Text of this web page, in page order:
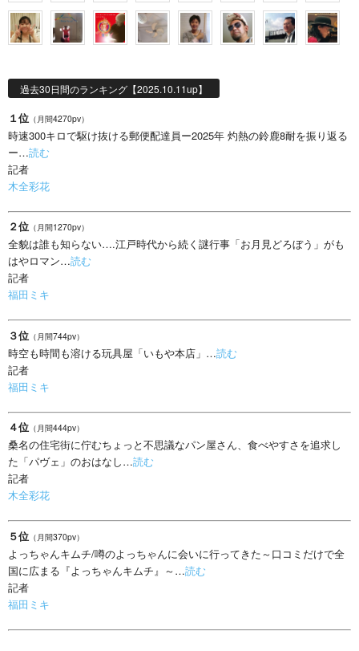
過去30日間のランキング【2025.10.11up】
１位 （月間4270pv）
時速300キロで駆け抜ける郵便配達員ー2025年 灼熱の鈴鹿8耐を振り返る
ー…読む
記者
木全彩花
２位 （月間1270pv）
全貌は誰も知らない….江戸時代から続く謎行事「お月見どろぼう」がも
はやロマン…読む
記者
福田ミキ
３位 （月間744pv）
時空も時間も溶ける玩具屋「いもや本店」…読む
記者
福田ミキ
４位 （月間444pv）
桑名の住宅街に佇むちょっと不思議なパン屋さん、食べやすさを追求し
た「パヴェ」のおはなし…読む
記者
木全彩花
５位 （月間370pv）
よっちゃんキムチ/噂のよっちゃんに会いに行ってきた～口コミだけで全
国に広まる『よっちゃんキムチ』～…読む
記者
福田ミキ